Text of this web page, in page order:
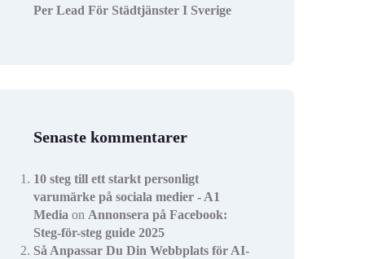
Per Lead För Städtjänster I Sverige
Senaste kommentarer
10 steg till ett starkt personligt
varumärke på sociala medier - A1
Media on Annonsera på Facebook:
Steg-för-steg guide 2025
Så Anpassar Du Din Webbplats för AI-